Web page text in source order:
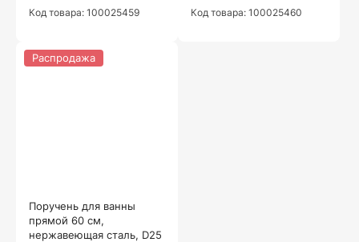
Код товара: 100025459 Код товара: 100025460
Поручень для ванны
прямой 60 см,
нержавеющая сталь, D25
Распродажа